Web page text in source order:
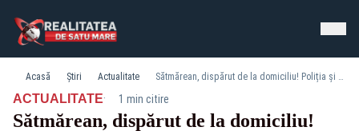
Acasă Știri Actualitate Sătmărean, dispărut de la domiciliu! Poliția și familia îl caută
ACTUALITATE· 1 min citire
Sătmărean, dispărut de la domiciliu!